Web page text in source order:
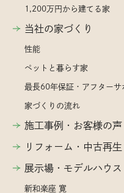
1,200万円から建てる家
当社の家づくり
性能
ペットと暮らす家
最長60年保証・アフターサ
家づくりの流れ
施工事例・お客様の声
リフォーム・中古再生
展示場・モデルハウス
新和楽座 寛